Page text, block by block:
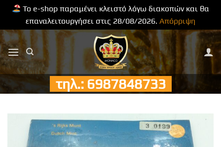
Το e-shop παραμένει κλειστό λόγω διακοπών και θα
επαναλειτουργήσει στις 28/08/2026. Απόρριψη
Μετάβαση
στο
περιεχόμενο
τηλ.: 6987848733